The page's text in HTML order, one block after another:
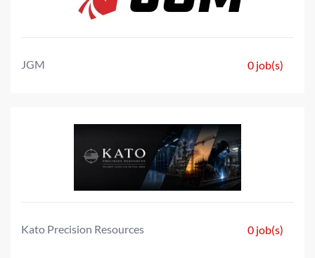
JGM 0 job(s)
Kato Precision Resources 0 job(s)